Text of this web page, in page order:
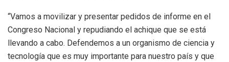
“Vamos a movilizar y presentar pedidos de informe en el
Congreso Nacional y repudiando el achique que se está
llevando a cabo. Defendemos a un organismo de ciencia y
tecnología que es muy importante para nuestro país y que